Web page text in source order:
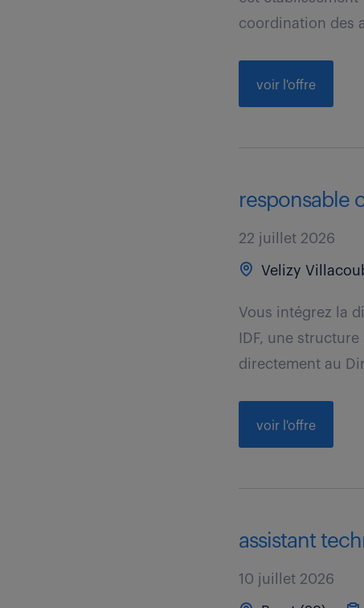
coordination des
voir l'offre
responsable
22 juillet 2026
Velizy
Vous intégrez la
IDF, une
directement au
voir l'offre
assistant
10 juillet 2026